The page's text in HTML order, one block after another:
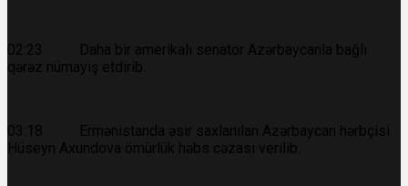
02:23 Daha bir amerikalı senator Azərbaycanla bağlı
qərəz nümayiş etdirib.
03:18 Ermənistanda əsir saxlanılan Azərbaycan hərbçisi
Hüseyn Axundova ömürlük həbs cəzası verilib.